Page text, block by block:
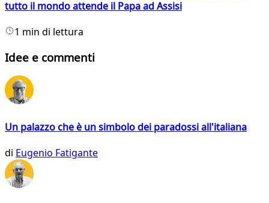
tutto il mondo attende il Papa ad Assisi
1 min di lettura
Idee e commenti
Un palazzo che è un simbolo dei paradossi all'italiana
di Eugenio Fatigante